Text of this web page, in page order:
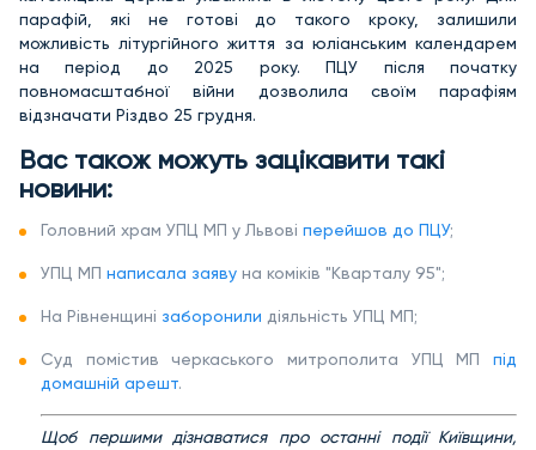
парафій, які не готові до такого кроку, залишили
можливість літургійного життя за юліанським календарем
на період до 2025 року. ПЦУ після початку
повномасштабної війни дозволила своїм парафіям
відзначати Різдво 25 грудня.
Вас також можуть зацікавити такі
новини:
Головний храм УПЦ МП у Львові перейшов до ПЦУ;
УПЦ МП написала заяву на коміків "Кварталу 95";
На Рівненщині заборонили діяльність УПЦ МП;
Суд помістив черкаського митрополита УПЦ МП під
домашній арешт.
Щоб першими дізнаватися про останні події Київщини,